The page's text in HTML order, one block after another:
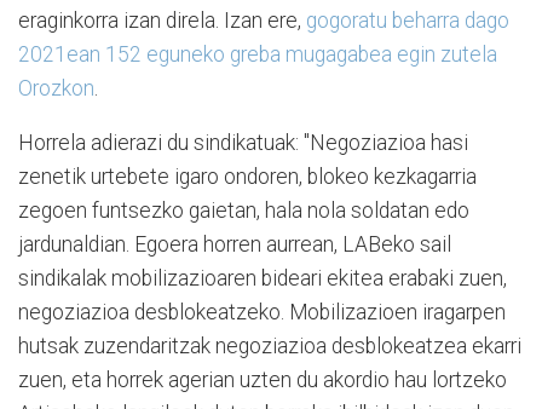
eraginkorra izan direla. Izan ere, gogoratu beharra dago
2021ean 152 eguneko greba mugagabea egin zutela
Orozkon
Horrela adierazi du sindikatuak: "Negoziazioa hasi
zenetik urtebete igaro ondoren, blokeo kezkagarria
zegoen funtsezko gaietan, hala nola soldatan edo
jardunaldian. Egoera horren aurrean, LABeko sail
sindikalak mobilizazioaren bideari ekitea erabaki zuen,
negoziazioa desblokeatzeko. Mobilizazioen iragarpen
hutsak zuzendaritzak negoziazioa desblokeatzea ekarri
zuen, eta horrek agerian uzten du akordio hau lortzeko